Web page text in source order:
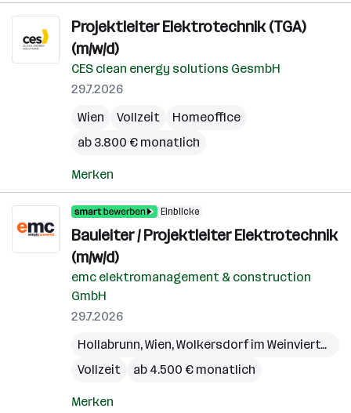
Projektleiter Elektrotechnik (TGA)
(m/w/d)
CES clean energy solutions GesmbH
29.7.2026
Wien
Vollzeit
Homeoffice
ab 3.800 € monatlich
Merken
Einblicke
Bauleiter / Projektleiter Elektrotechnik
(m/w/d)
emc elektromanagement & construction
GmbH
29.7.2026
Hollabrunn,Wien,Wolkersdorf im Weinviertel
Vollzeit
ab 4.500 € monatlich
Merken